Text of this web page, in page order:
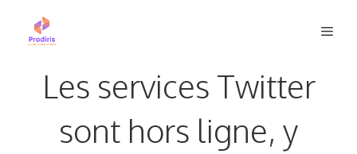
Les services Twitter
sont hors ligne, y